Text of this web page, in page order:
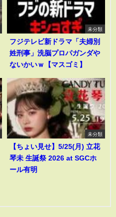
未分類
フジテレビ新ドラマ「夫婦別
姓刑事」洗脳プロパガンダや
ないかいｗ【マスゴミ】
未分類
【ちょい見せ】5/25(月) 立花
琴未 生誕祭 2026 at SGCホ
ール有明